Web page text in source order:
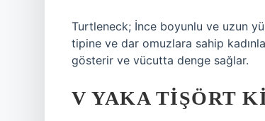
Turtleneck; İnce boyunlu ve uzun
tipine ve dar omuzlara sahip
gösterir ve vücutta denge sağlar.
V YAKA TIŞÖRT